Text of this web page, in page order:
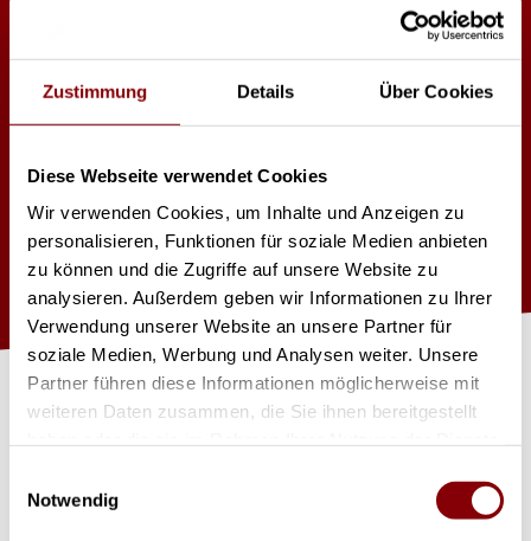
Zustimmung Details Über Cookies
Diese Webseite verwendet Cookies
Wir verwenden Cookies, um Inhalte und Anzeigen zu
personalisieren, Funktionen für soziale Medien anbieten
zu können und die Zugriffe auf unsere Website zu
analysieren. Außerdem geben wir Informationen zu Ihrer
Verwendung unserer Website an unsere Partner für
soziale Medien, Werbung und Analysen weiter. Unsere
Partner führen diese Informationen möglicherweise mit
weiteren Daten zusammen, die Sie ihnen bereitgestellt
Notwendig
2-Lite Blinder
Dimmer eingebaut
DMX-Steuerung
J
et
zt
Pr
o
d
u
kt
a
nfr
a
g
e
n